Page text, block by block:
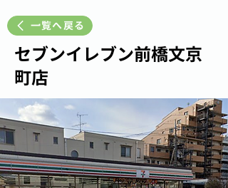
一覧へ戻る
セブンイレブン前橋文京
町店